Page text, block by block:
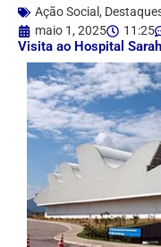
Ação Social ,
maio 1, 2025
11:25
Visita ao Hospital